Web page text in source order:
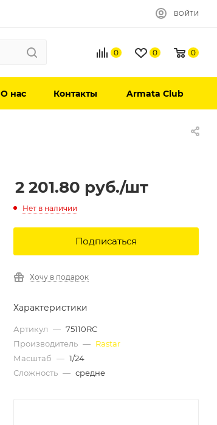
ВОЙТИ
0 0 0
О нас Контакты Armata Club
2 201.80 руб./шт
Нет в наличии
Подписаться
Хочу в подарок
Характеристики
Артикул — 75110RC
Производитель — Rastar
Масштаб — 1/24
Сложность — средне